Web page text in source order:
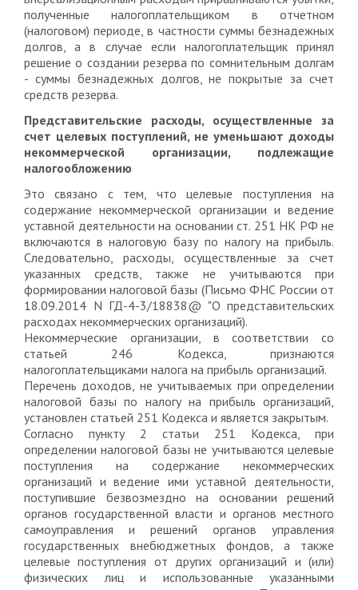
полученные налогоплательщиком в отчетном
(налоговом) периоде, в частности суммы безнадежных
долгов, а в случае если налогоплательщик принял
решение о создании резерва по сомнительным долгам
- суммы безнадежных долгов, не покрытые за счет
средств резерва.
Представительские расходы, осуществленные за
счет целевых поступлений, не уменьшают доходы
некоммерческой организации, подлежащие
налогообложению
Это связано с тем, что целевые поступления на
содержание некоммерческой организации и ведение
уставной деятельности на основании ст. 251 НК РФ не
включаются в налоговую базу по налогу на прибыль.
Следовательно, расходы, осуществленные за счет
указанных средств, также не учитываются при
формировании налоговой базы (Письмо ФНС России от
18.09.2014 N ГД-4-3/18838@ "О представительских
расходах некоммерческих организаций).
Некоммерческие организации, в соответствии со
статьей 246 Кодекса, признаются
налогоплательщиками налога на прибыль организаций.
Перечень доходов, не учитываемых при определении
налоговой базы по налогу на прибыль организаций,
установлен статьей 251 Кодекса и является закрытым.
Согласно пункту 2 статьи 251 Кодекса, при
определении налоговой базы не учитываются целевые
поступления на содержание некоммерческих
организаций и ведение ими уставной деятельности,
поступившие безвозмездно на основании решений
органов государственной власти и органов местного
самоуправления и решений органов управления
государственных внебюджетных фондов, а также
целевые поступления от других организаций и (или)
физических лиц и использованные указанными